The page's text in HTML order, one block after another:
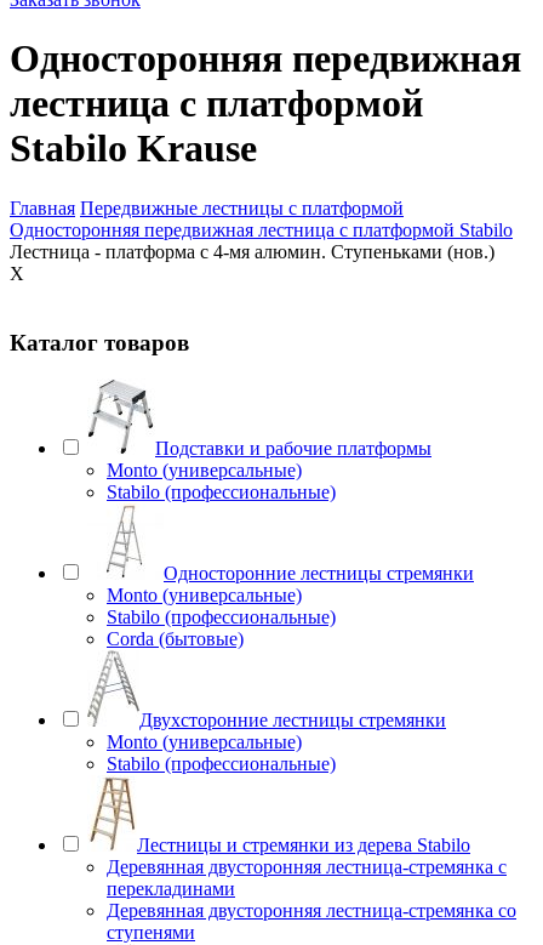
Односторонняя передвижная
лестница с платформой
Stabilo Krause
Главная Передвижные лестницы с платформой
Односторонняя передвижная лестница с платформой Stabilo
Лестница - платформа с 4-мя алюмин. Ступеньками (нов.)
X
Каталог товаров
Подставки и рабочие платформы
Monto (универсальные)
Stabilo (профессиональные)
Односторонние лестницы стремянки
Monto (универсальные)
Stabilo (профессиональные)
Corda (бытовые)
Двухсторонние лестницы стремянки
Monto (универсальные)
Stabilo (профессиональные)
Лестницы и стремянки из дерева Stabilo
Деревянная двусторонняя лестница-стремянка с
перекладинами
Деревянная двусторонняя лестница-стремянка со
ступенями